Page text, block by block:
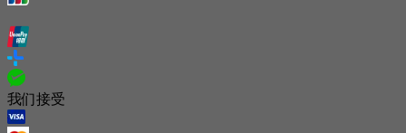
我们接受